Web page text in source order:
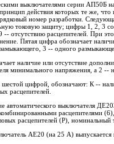
выключателями серии АП50Б
действия которых те же,
номер разработки.
токовую защиту; цифры 1, 2, 3
-- отсутствию расцепителей. При
Пятая цифра обозначает
3 -- одного
наличие или отсутствие
минимального напряжения, а 2 --
цифрой, обозначают: К --
расцепителей.
автоматического выключателя
расцепителями
расцепителей (Р),
АЕ20 (на 25 А)